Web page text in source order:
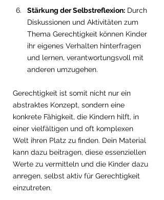
Stärkung der Selbstreflexion: Durch
Diskussionen und Aktivitäten zum
Thema Gerechtigkeit können Kinder
ihr eigenes Verhalten hinterfragen
und lernen, verantwortungsvoll mit
anderen umzugehen.
Gerechtigkeit ist somit nicht nur ein
abstraktes Konzept, sondern eine
konkrete Fähigkeit, die Kindern hilft, in
einer vielfältigen und oft komplexen
Welt ihren Platz zu finden. Dein Material
kann dazu beitragen, diese essenziellen
Werte zu vermitteln und die Kinder dazu
anregen, selbst aktiv für Gerechtigkeit
einzutreten.